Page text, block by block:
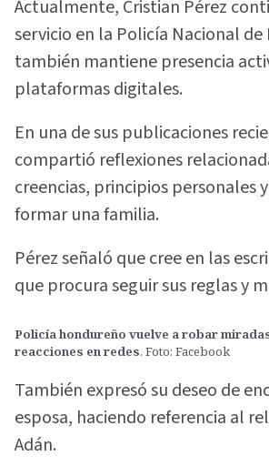
Actualmente, Cristian Pérez
servicio en la Policía Nacional de
también mantiene presencia
plataformas digitales.
En una de sus publicaciones
compartió reflexiones
creencias, principios personales
formar una familia.
Pérez señaló que cree en las
que procura seguir sus reglas y
Policía hondureño vuelve a robar
reacciones en redes. Foto: Facebook
También expresó su deseo de
esposa, haciendo referencia al
Adán.